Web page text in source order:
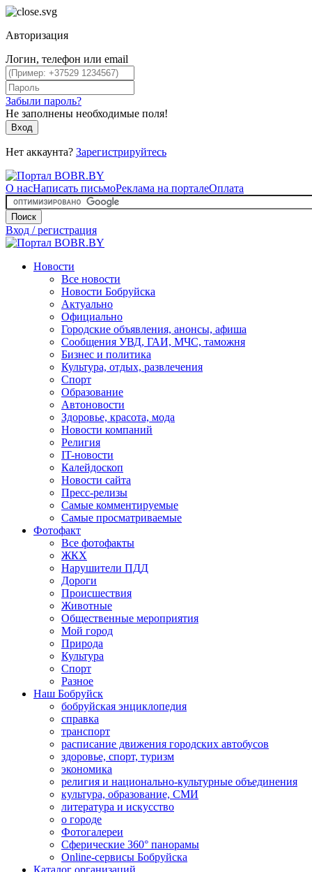
Авторизация
Логин, телефон или email
Забыли пароль?
Не заполнены необходимые поля!
Вход
Нет аккаунта? Зарегистрируйтесь
О насНаписать письмоРеклама на порталеОплата
Поиск
Вход / регистрация
Новости
Все новости
Новости Бобруйска
Актуально
Официально
Городские объявления, анонсы, афиша
Сообщения УВД, ГАИ, МЧС, таможня
Бизнес и политика
Культура, отдых, развлечения
Спорт
Образование
Автоновости
Здоровье, красота, мода
Новости компаний
Религия
IT-новости
Калейдоскоп
Новости сайта
Пресс-релизы
Самые комментируемые
Самые просматриваемые
Фотофакт
Все фотофакты
ЖКХ
Нарушители ПДД
Дороги
Происшествия
Животные
Общественные мероприятия
Мой город
Природа
Культура
Спорт
Разное
Наш Бобруйск
бобруйская энциклопедия
справка
транспорт
расписание движения городских автобусов
здоровье, спорт, туризм
экономика
религия и национально-культурные объединения
культура, образование, СМИ
литература и искусство
о городе
Фотогалереи
Сферические 360° панорамы
Online-сервисы Бобруйска
Каталог организаций